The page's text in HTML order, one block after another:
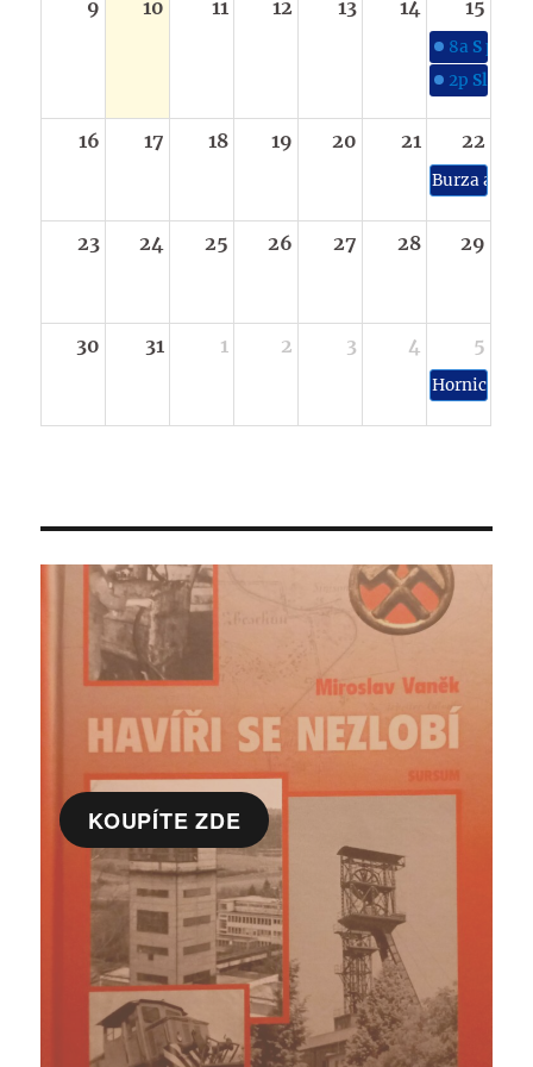
9 10 11 12 13 14 15
8a S
2p
16 17 18 19 20 21 22
Burza a
23 24 25 26 27 28 29
30 31 1 2 3 4 5
Hornické
KOUPÍTE ZDE